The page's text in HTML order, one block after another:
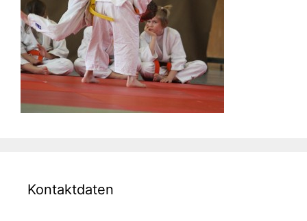
Kontaktdaten